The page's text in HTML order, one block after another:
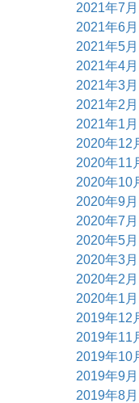
2021年7月
2021年6月
2021年5月
2021年4月
2021年3月
2021年2月
2021年1月
2020年12
2020年11
2020年10
2020年9月
2020年7月
2020年5月
2020年3月
2020年2月
2020年1月
2019年12
2019年11
2019年10
2019年9月
2019年8月